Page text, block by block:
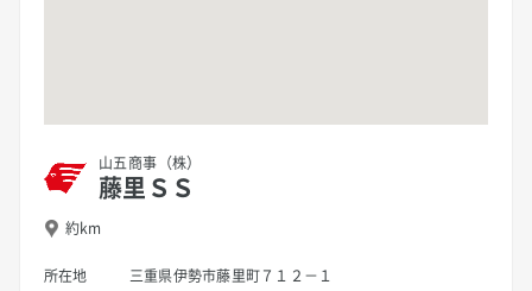
山五商事（株）
藤里ＳＳ
約km
所在地 三重県伊勢市藤里町７１２－１